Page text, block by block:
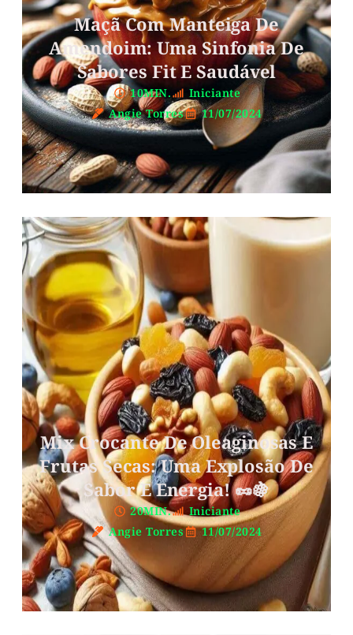
Maçã Com Manteiga De
Amendoim: Uma Sinfonia De
Sabores Fit E Saudável
10MIN.
Iniciante
Angie Torres
11/07/2024
Mix Crocante De Oleaginosas E
Frutas Secas: Uma Explosão De
Sabor E Energia! 🥜🍇
20MIN.
Iniciante
Angie Torres
11/07/2024